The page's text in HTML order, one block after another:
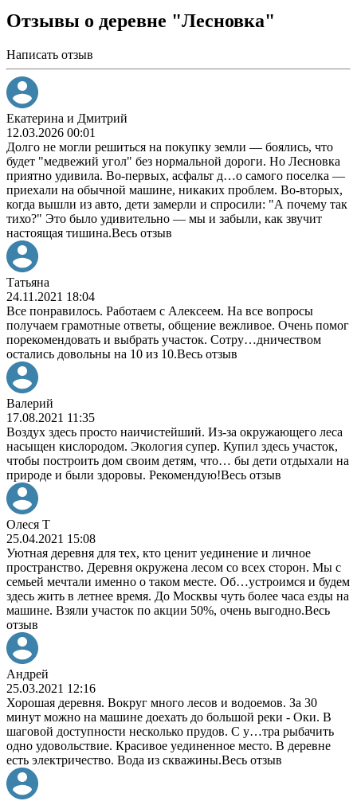
Отзывы о деревне "Лесновка"
Написать отзыв
Екатерина и Дмитрий
12.03.2026 00:01
Долго не могли решиться на покупку земли — боялись, что
будет "медвежий угол" без нормальной дороги. Но Лесновка
приятно удивила. Во-первых, асфальт д…о самого поселка —
приехали на обычной машине, никаких проблем. Во-вторых,
когда вышли из авто, дети замерли и спросили: "А почему так
тихо?" Это было удивительно — мы и забыли, как звучит
настоящая тишина.Весь отзыв
Татьяна
24.11.2021 18:04
Все понравилось. Работаем с Алексеем. На все вопросы
получаем грамотные ответы, общение вежливое. Очень помог
порекомендовать и выбрать участок. Сотру…дничеством
остались довольны на 10 из 10.Весь отзыв
Валерий
17.08.2021 11:35
Воздух здесь просто наичистейший. Из-за окружающего леса
насыщен кислородом. Экология супер. Купил здесь участок,
чтобы построить дом своим детям, что… бы дети отдыхали на
природе и были здоровы. Рекомендую!Весь отзыв
Олеся Т
25.04.2021 15:08
Уютная деревня для тех, кто ценит уединение и личное
пространство. Деревня окружена лесом со всех сторон. Мы с
семьей мечтали именно о таком месте. Об…устроимся и будем
здесь жить в летнее время. До Москвы чуть более часа езды на
машине. Взяли участок по акции 50%, очень выгодно.Весь
отзыв
Андрей
25.03.2021 12:16
Хорошая деревня. Вокруг много лесов и водоемов. За 30
минут можно на машине доехать до большой реки - Оки. В
шаговой доступности несколько прудов. С у…тра рыбачить
одно удовольствие. Красивое уединенное место. В деревне
есть электричество. Вода из скважины.Весь отзыв